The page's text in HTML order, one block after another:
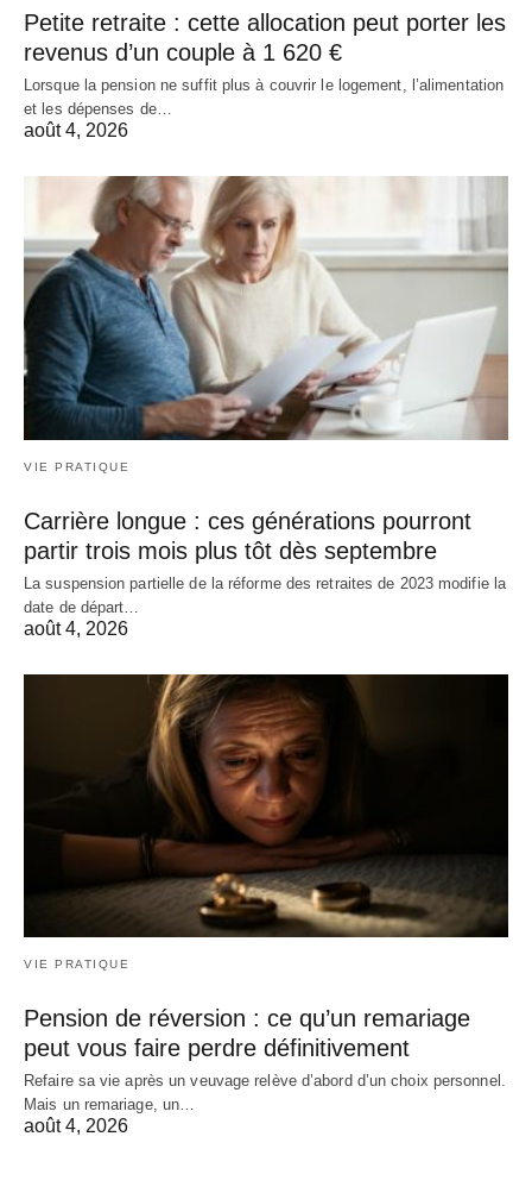
Petite retraite : cette allocation peut porter les
revenus d’un couple à 1 620 €
Lorsque la pension ne suffit plus à couvrir le logement, l’alimentation
et les dépenses de…
août 4, 2026
VIE PRATIQUE
Carrière longue : ces générations pourront
partir trois mois plus tôt dès septembre
La suspension partielle de la réforme des retraites de 2023 modifie la
date de départ…
août 4, 2026
VIE PRATIQUE
Pension de réversion : ce qu’un remariage
peut vous faire perdre définitivement
Refaire sa vie après un veuvage relève d’abord d’un choix personnel.
Mais un remariage, un…
août 4, 2026